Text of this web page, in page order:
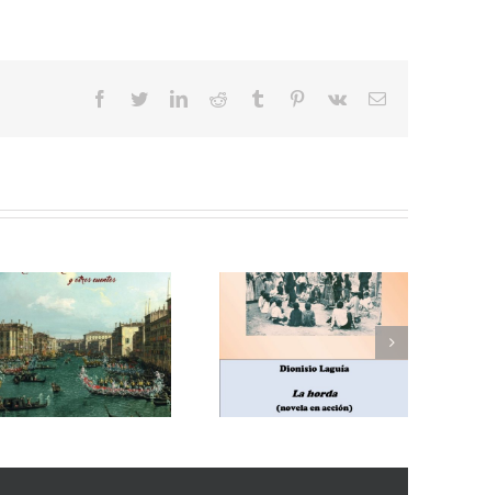
facebooktwitterlinkedinreddit tumblr pinterest
vk
Correo
Dionisio Laguía, La
horda (novela en
acción)
Enrique Blanco Rojas,
Arroz y tartana
(comedia en tres
actos)